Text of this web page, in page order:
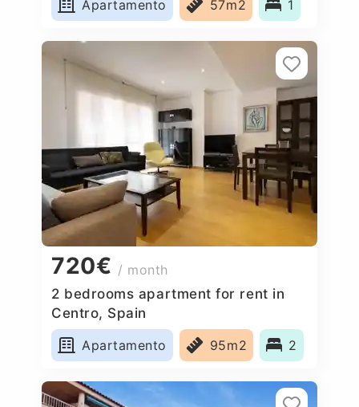
Apartamento
57m2 1
720€ / month
2 bedrooms apartment for rent in
Centro, Spain
Apartamento
95m2 2